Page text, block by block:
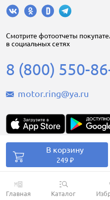
Главная Каталог
В корзину
249 ₽
Cмотрите фотоотчеты
в социальных сетях
8 (800) 550-
motor.ring@ya.ru